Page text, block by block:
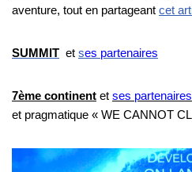
aventure, tout en partageant cet
SUMMIT et ses partenaires
7ème continent et ses partenaires
et pragmatique « WE CANNOT